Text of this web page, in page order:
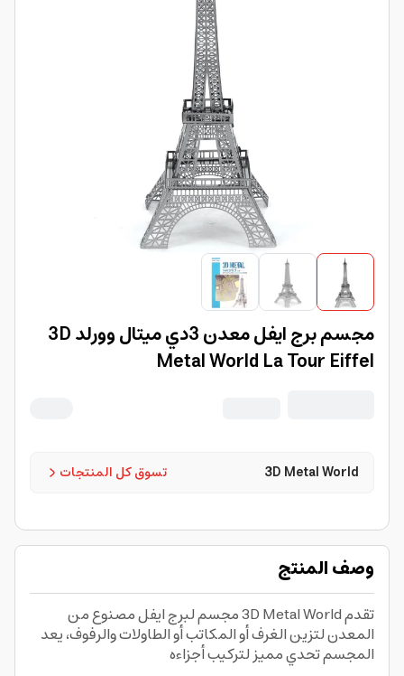
مجسم برج ايفل معدن 3دي ميتال وورلد 3D
Metal World La Tour Eiffel
تسوق كل المنتجات 3D Metal World
وصف المنتج
تقدم 3D Metal World مجسم لبرج ايفل مصنوع من
المعدن لتزين الغرف أو المكاتب أو الطاولات والرفوف، يعد
المجسم تحدي مميز لتركيب أجزاءه